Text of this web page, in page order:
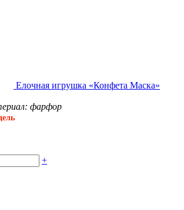
Елочная игрушка «Конфета Маска»
фарфор
+